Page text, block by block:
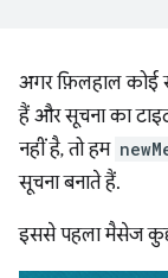
अगर फ़िलहाल कोई
हैं और सूचना का
नहीं है, तो हम
सूचना बनाते हैं.
इससे पहला मैसेज